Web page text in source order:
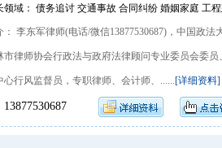
领域： 债务追讨 交通事故 合同纠纷 婚姻家庭 工
： 李东军律师(电话/微信13877530687)，中国政
市律师协会行政法与政府法律顾问专业委员会委
心行风监督员，专职律师、会计师、......[详细资料]
13877530687